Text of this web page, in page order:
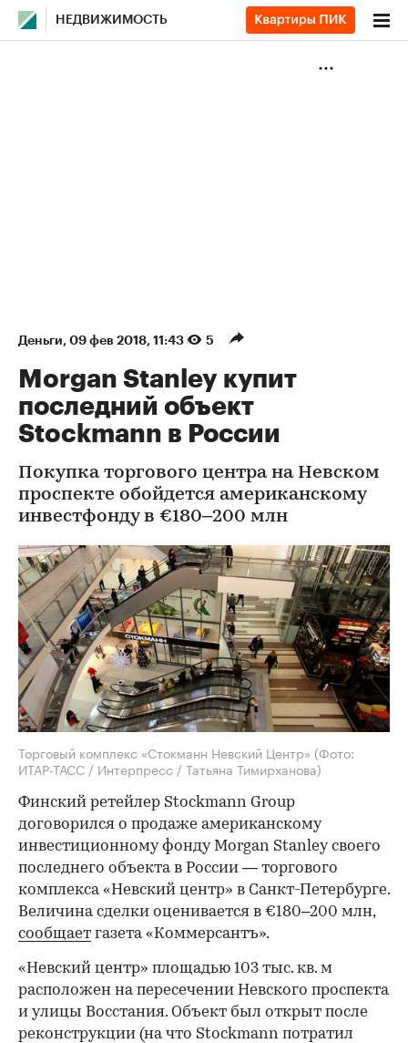
НЕДВИЖИМОСТЬ
Деньги⁠, 09 фев 2018, 11:43 5
Morgan Stanley купит
последний объект
Stockmann в России
Покупка торгового центра на Невском
проспекте обойдется американскому
инвестфонду в €180–200 млн
Торговый комплекс «Стокманн Невский Центр» (Фото:
ИТАР-ТАСС / Интерпресс / Татьяна Тимирханова)
Финский ретейлер Stockmann Group
договорился о продаже американскому
инвестиционному фонду Morgan Stanley своего
последнего объекта в России — торгового
комплекса «Невский центр» в Санкт-Петербурге.
Величина сделки оценивается в €180–200 млн,
сообщает газета «Коммерсантъ».
«Невский центр» площадью 103 тыс. кв. м
расположен на пересечении Невского проспекта
и улицы Восстания. Объект был открыт после
реконструкции (на что Stockmann потратил